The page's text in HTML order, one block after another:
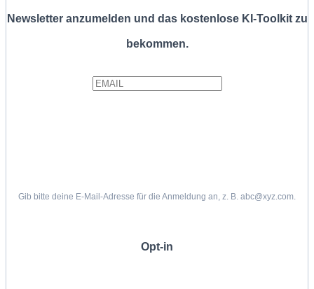
Newsletter anzumelden und das kostenlose KI-Toolkit zu
bekommen.
Gib bitte deine E-Mail-Adresse für die Anmeldung an, z. B. abc@xyz.com.
Opt-in